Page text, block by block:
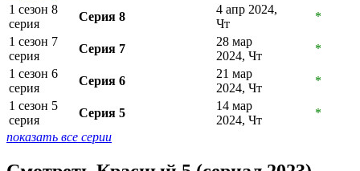
1 сезон 8
серия
Серия 8
4 апр 2024,
Чт
*
1 сезон 7
серия
Серия 7
28 мар
2024, Чт
*
1 сезон 6
серия
Серия 6
21 мар
2024, Чт
*
1 сезон 5
серия
Серия 5
14 мар
2024, Чт
*
показать все серии